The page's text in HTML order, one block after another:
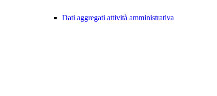
Dati aggregati attività amministrativa